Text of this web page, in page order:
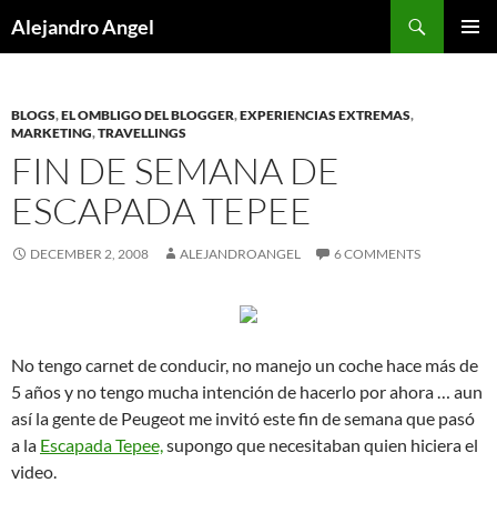
toAlejandro Angel
BLOGS,EL OMBLIGO DEL BLOGGER,EXPERIENCIAS EXTREMAS,
MARKETING,TRAVELLINGS
FIN DE SEMANA DE
ESCAPADA TEPEE
DECEMBER 2, 2008 ALEJANDROANGEL 6 COMMENTS
No tengo carnet de conducir, no manejo un coche hace más de
5 años y no tengo mucha intención de hacerlo por ahora … aun
así la gente de Peugeot me invitó este fin de semana que pasó
a la Escapada Tepee,supongo que necesitaban quien hiciera el
video.